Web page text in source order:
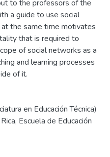
to the professors of the
a guide to use social
the same time motivates
that is required to
of social networks as a
and learning processes
of it.
en Educación Técnica)
Escuela de Educación